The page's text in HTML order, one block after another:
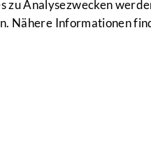
zu Analysezwecken
Nähere Informationen
Teil II